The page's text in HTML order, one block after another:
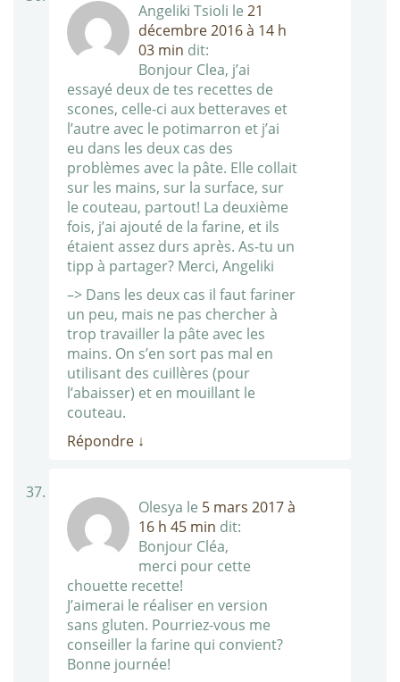
Angeliki Tsioli le 21
décembre 2016 à 14 h
03 min dit:
Bonjour Clea, j’ai
essayé deux de tes recettes de
scones, celle-ci aux betteraves et
l’autre avec le potimarron et j’ai
eu dans les deux cas des
problèmes avec la pâte. Elle collait
sur les mains, sur la surface, sur
le couteau, partout! La deuxième
fois, j’ai ajouté de la farine, et ils
étaient assez durs après. As-tu un
tipp à partager? Merci, Angeliki
–> Dans les deux cas il faut fariner
un peu, mais ne pas chercher à
trop travailler la pâte avec les
mains. On s’en sort pas mal en
utilisant des cuillères (pour
l’abaisser) et en mouillant le
couteau.
Répondre ↓
Olesya le 5 mars 2017 à
16 h 45 min dit:
Bonjour Cléa,
merci pour cette
chouette recette!
J’aimerai le réaliser en version
sans gluten. Pourriez-vous me
conseiller la farine qui convient?
Bonne journée!